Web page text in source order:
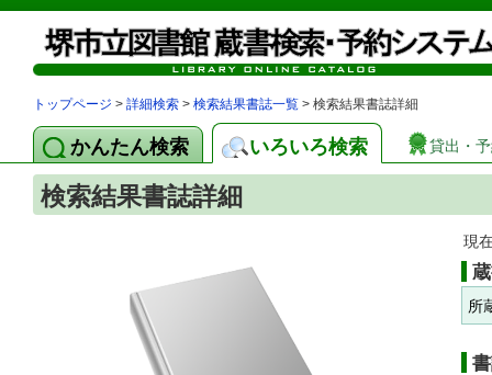
トップページ > 詳細検索 > 検索結果書誌一覧 > 検索結果書誌詳細
かんたん検索 いろいろ検索 貸出・
検索結果書誌詳細
現
所